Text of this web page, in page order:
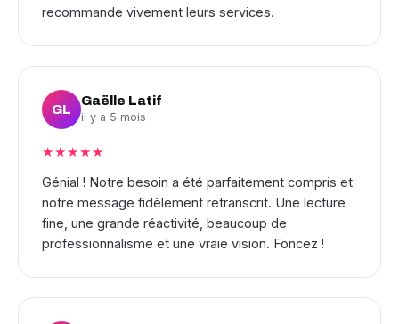
recommande vivement leurs services.
GL
Gaëlle Latif
il y a 5 mois
★★★★★
Génial ! Notre besoin a été parfaitement compris et
notre message fidèlement retranscrit. Une lecture
fine, une grande réactivité, beaucoup de
professionnalisme et une vraie vision. Foncez !